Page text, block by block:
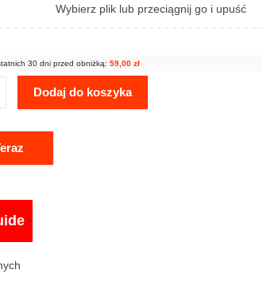
Wybierz plik lub przeciągnij go i upuść
30 dni przed obniżką: 59,00 zł
Dodaj do koszyka